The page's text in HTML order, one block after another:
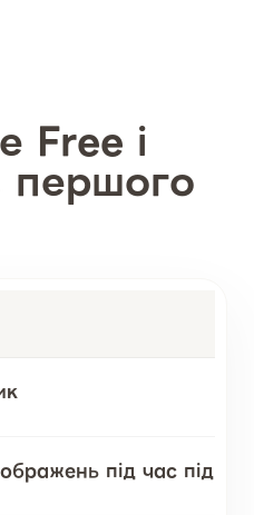
Free і
першого
під час